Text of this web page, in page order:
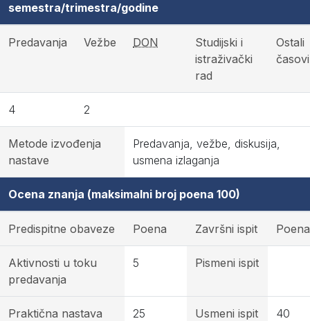
semestra/trimestra/godine
Predavanja Vežbe DON
Studijski i
istraživački
rad
Ostali
časovi
4 2
Metode izvođenja
nastave
Predavanja, vežbe, diskusija,
usmena izlaganja
Ocena znanja (maksimalni broj poena 100)
Predispitne obaveze Poena Završni ispit Poena
Aktivnosti u toku
predavanja
5 Pismeni ispit
Praktična nastava 25 Usmeni ispit 40